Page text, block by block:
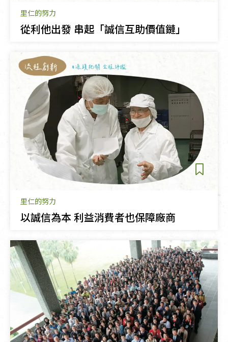
里仁的努力
從利他出發 串起「誠信互助價值鏈」
里仁的努力
以誠信為本 利益消費者也保障廠商